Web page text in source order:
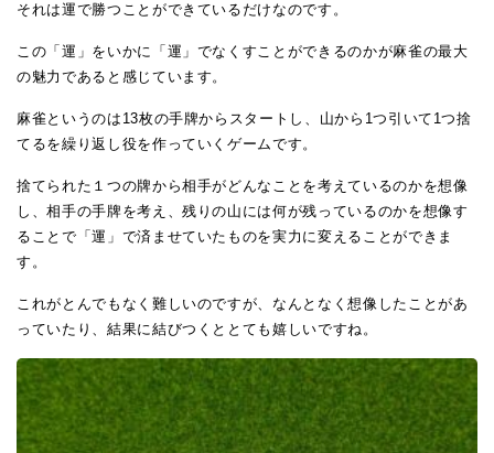
それは運で勝つことができているだけなのです。
この「運」をいかに「運」でなくすことができるのかが麻雀の最大
の魅力であると感じています。
麻雀というのは13枚の手牌からスタートし、山から1つ引いて1つ捨
てるを繰り返し役を作っていくゲームです。
捨てられた１つの牌から相手がどんなことを考えているのかを想像
し、相手の手牌を考え、残りの山には何が残っているのかを想像す
ることで「運」で済ませていたものを実力に変えることができま
す。
これがとんでもなく難しいのですが、なんとなく想像したことがあ
っていたり、結果に結びつくととても嬉しいですね。